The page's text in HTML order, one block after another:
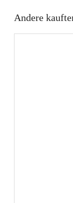
Andere